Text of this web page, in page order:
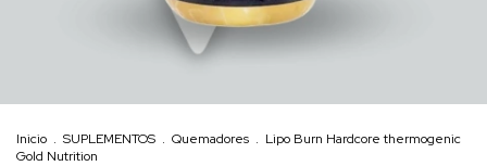
Inicio . SUPLEMENTOS . Quemadores . Lipo Burn Hardcore thermogenic
Gold Nutrition